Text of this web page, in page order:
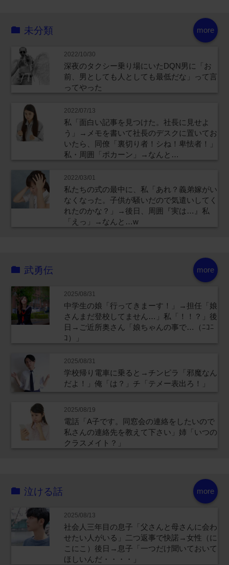
more
未分類
2022/10/30
深夜のタクシー乗り場にいたDQN男に「お
前、男としても人としても最低だな」って言
ってやった
2022/07/13
私「面白い記事を見つけた。社長に見せよ
う」→メモを書いて社長のデスクに置いてお
いたら、同僚「裏切り者！シね！卑怯者！」
私・周囲「ポカーン」→なんと…
2022/03/01
私たちの式の最中に、私「あれ？義弟嫁がい
なくなった。子供が騒いだので気遣いしてく
れたのかな？」→後日、周囲『実は…』私
「えっ」→なんと…w
more
武勇伝
2025/08/31
中学生の娘「行ってきまーす！」→担任「娘
さんまだ登校してません…」私「！！？」後
日→ご近所奥さん「娘ちゃんの事で…（ﾆｺﾆ
ｺ）」
2025/08/31
学校帰り電車に乗ると→チンピラ「邪魔なん
だよ！」俺「は？」チ「テメー表出ろ！」
2025/08/19
電話「A子です。同窓会の連絡をしたいので
私さんの連絡先を教えて下さい」姉「いつの
クラスメイト？」
more
泣ける話
2025/08/13
社会人三年目の息子「父さんと母さんに会わ
せたい人がいる」二つ返事で快諾→女性（に
こにこ）後日→息子「一つだけ聞いておいて
ほしいんだ・・・・」